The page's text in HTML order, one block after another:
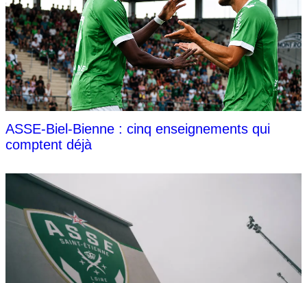
ASSE-Biel-Bienne : cinq enseignements qui
comptent déjà